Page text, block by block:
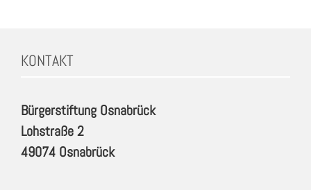
KONTAKT
Bürgerstiftung Osnabrück
Lohstraße 2
49074 Osnabrück